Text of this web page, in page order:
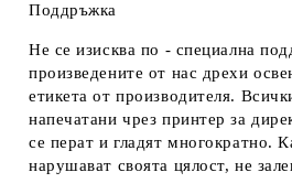
Поддръжка
Не се изисква по - специална
произведените от нас дрехи
етикета от производителя.
напечатани чрез принтер за
се перат и гладят многократно.
нарушават своята цялост, не